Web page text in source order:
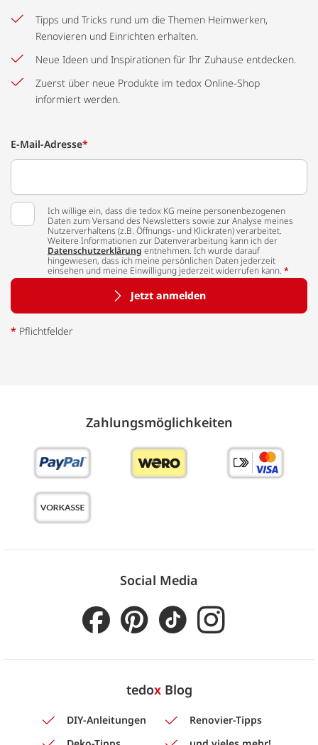
Tipps und Tricks rund um die Themen Heimwerken,
Renovieren und Einrichten erhalten.
Neue Ideen und Inspirationen für Ihr Zuhause entdecken.
Zuerst über neue Produkte im tedox Online-Shop
informiert werden.
E-Mail-Adresse*
Ich willige ein, dass die tedox KG meine personenbezogenen
Daten zum Versand des Newsletters sowie zur Analyse meines
Nutzerverhaltens (z.B. Öffnungs- und Klickraten) verarbeitet.
Weitere Informationen zur Datenverarbeitung kann ich der
Datenschutzerklärung entnehmen. Ich wurde darauf
hingewiesen, dass ich meine persönlichen Daten jederzeit
einsehen und meine Einwilligung jederzeit widerrufen kann. *
Jetzt anmelden
* Pflichtfelder
Zahlungs­möglich­keiten
Social Media
tedoxBlog
DIY-Anleitungen
Renovier-Tipps